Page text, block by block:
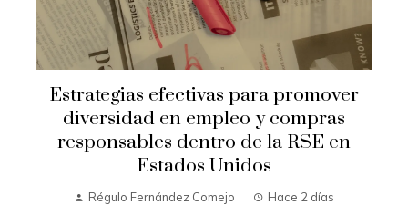
Estrategias efectivas para promover
diversidad en empleo y compras
responsables dentro de la RSE en
Estados Unidos
Régulo Fernández Comejo Hace 2 días